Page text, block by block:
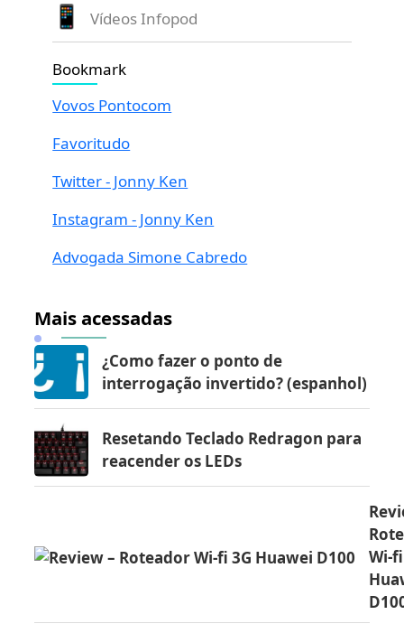
Vídeos Infopod
Bookmark
Vovos Pontocom
Favoritudo
Twitter - Jonny Ken
Instagram - Jonny Ken
Advogada Simone Cabredo
Mais acessadas
¿Como fazer o ponto de
interrogação invertido? (espanhol)
Resetando Teclado Redragon para
reacender os LEDs
Wi-